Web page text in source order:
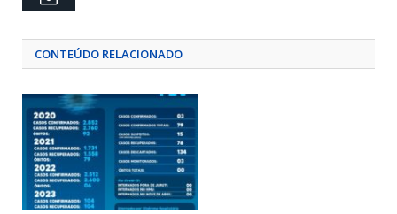
CONTEÚDO RELACIONADO